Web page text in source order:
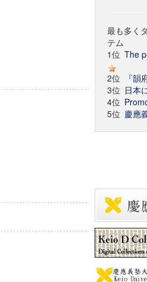
最も多く
テム
1位 The
2位
『韻
3位 日本
4位
5位 慶應